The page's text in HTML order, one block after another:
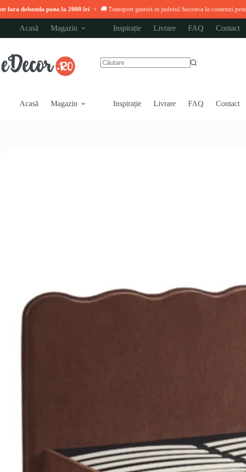
pana la 2000 lei ◆ 🚚 Transport gratuit in judetul Suceava la comenzi peste 3.000 lei ◆
conținut
Acasă Magazin Inspirație Livrare FAQ Contact
Acasă Magazin Inspirație Livrare FAQ Contact